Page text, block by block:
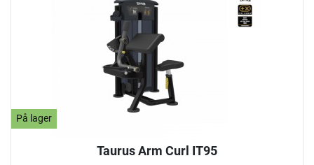
På lager
Taurus Arm Curl IT95